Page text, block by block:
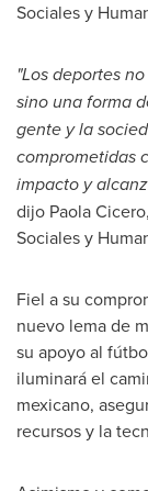
Sociales y
"Los deportes
sino una forma
gente y la
comprometidas
impacto y
dijo Paola Cicero
Sociales y
Fiel a su
nuevo lema de
su apoyo al
iluminará el
mexicano,
recursos y la